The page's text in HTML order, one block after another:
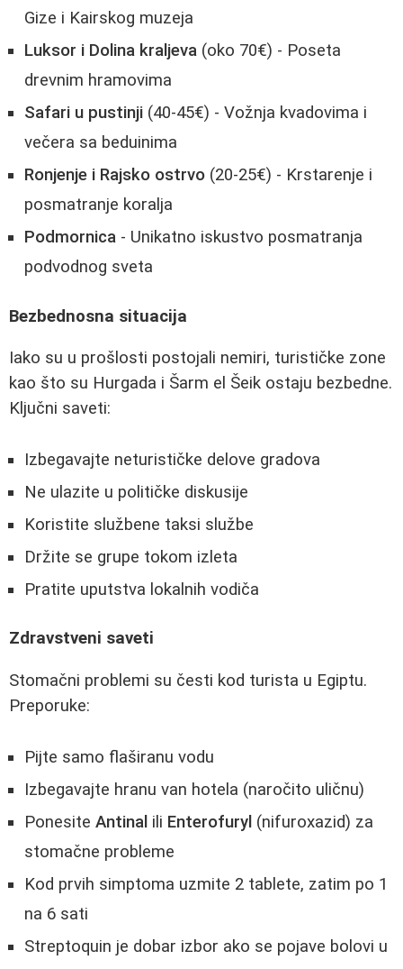
Gize i Kairskog muzeja
Luksor i Dolina kraljeva (oko 70€) - Poseta
drevnim hramovima
Safari u pustinji (40-45€) - Vožnja kvadovima i
večera sa beduinima
Ronjenje i Rajsko ostrvo (20-25€) - Krstarenje i
posmatranje koralja
Podmornica - Unikatno iskustvo posmatranja
podvodnog sveta
Bezbednosna situacija
Iako su u prošlosti postojali nemiri, turističke zone
kao što su Hurgada i Šarm el Šeik ostaju bezbedne.
Ključni saveti:
Izbegavajte neturističke delove gradova
Ne ulazite u političke diskusije
Koristite službene taksi službe
Držite se grupe tokom izleta
Pratite uputstva lokalnih vodiča
Zdravstveni saveti
Stomačni problemi su česti kod turista u Egiptu.
Preporuke:
Pijte samo flaširanu vodu
Izbegavajte hranu van hotela (naročito uličnu)
Ponesite Antinal ili Enterofuryl (nifuroxazid) za
stomačne probleme
Kod prvih simptoma uzmite 2 tablete, zatim po 1
na 6 sati
Streptoquin je dobar izbor ako se pojave bolovi u